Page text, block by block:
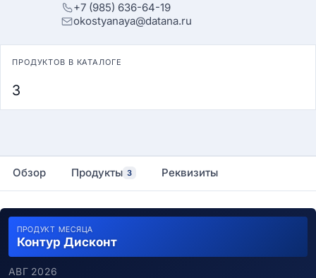
+7 (985) 636-64-19
okostyanaya@datana.ru
ПРОДУКТОВ В КАТАЛОГЕ
3
Обзор Продукты 3 Реквизиты
ПРОДУКТ МЕСЯЦА
Контур Дисконт
АВГ 2026